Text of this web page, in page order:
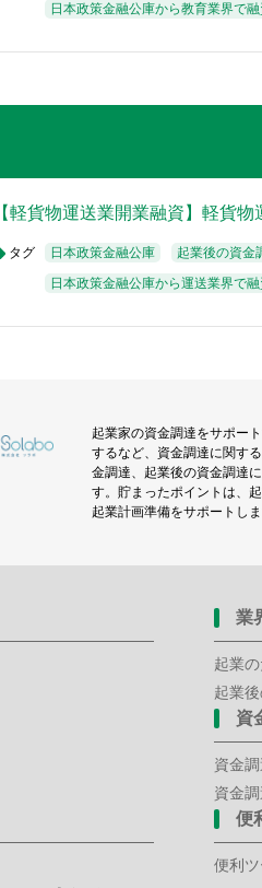
日本政策金融公庫から教育業界で
【軽貨物運送業開業融資】軽貨
タグ 日本政策金融公庫 起業後の資金
日本政策金融公庫から運送業界で
起業家の資金調達をサポー
するなど、資金調達に関す
金調達、起業後の資金調達
す。貯まったポイントは、
起業計画準備をサポートし
業
起業
起業
資
資金
資金
便
便利